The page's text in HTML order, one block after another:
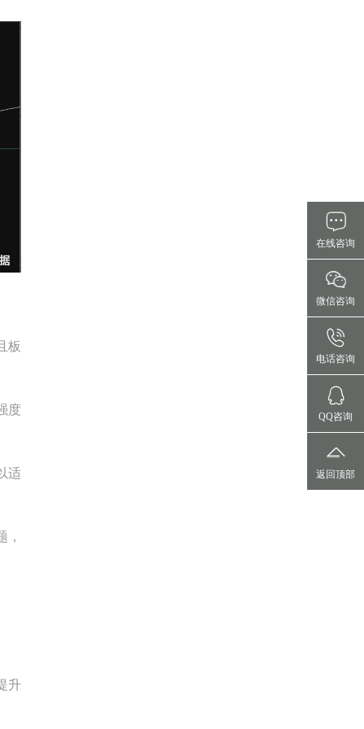
板
度
适
升
在线咨询
微信咨询
电话咨询
QQ咨询
返回顶部